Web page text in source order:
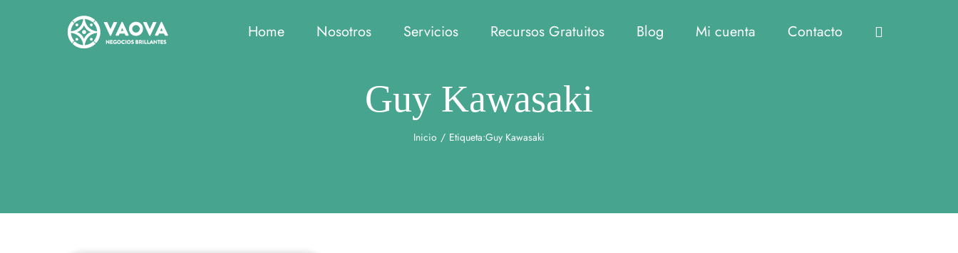
Home Nosotros Servicios Recursos Gratuitos Blog Mi cuenta Contacto
Guy Kawasaki
Inicio / Etiqueta:Guy Kawasaki